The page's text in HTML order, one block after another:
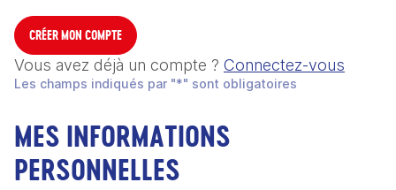
CRÉER MON COMPTE
Vous avez déjà un compte ? Connectez-vous
Les champs indiqués par "*" sont obligatoires
MES INFORMATIONS
PERSONNELLES